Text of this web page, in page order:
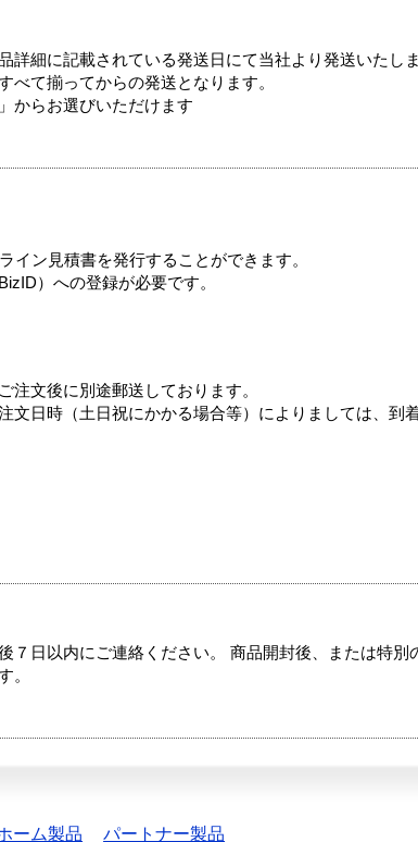
細に記載されている発送日にて当社より発送いたしま
べて揃ってからの発送となります。
からお選びいただけます
イン見積書を発行することができます。
）への登録が必要です。
注文後に別途郵送しております。
文日時（土日祝にかかる場合等）によりましては、到
７日以内にご連絡ください。 商品開封後、または特別
。
ーム製品 パートナー製品